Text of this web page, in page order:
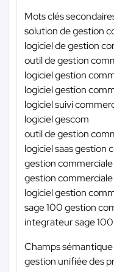
Mots clés
solution de gestion
logiciel de gestion
outil de gestion
logiciel gestion
logiciel gestion
logiciel suivi
logiciel gescom
outil de gestion
logiciel saas gestion
gestion
gestion
logiciel gestion
sage 100 gestion
integrateur sage
Champs sémantique
gestion unifiée des